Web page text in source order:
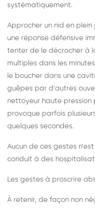
systématiquement.
Approcher un nid en
une réponse défensive
tenter de le décrocher à
multiples dans les
le boucher dans une
guêpes par d'autres
nettoyeur haute pression
provoque parfois
quelques secondes.
Aucun de ces gestes
conduit à des
Les gestes à proscrire
À retenir, de façon non